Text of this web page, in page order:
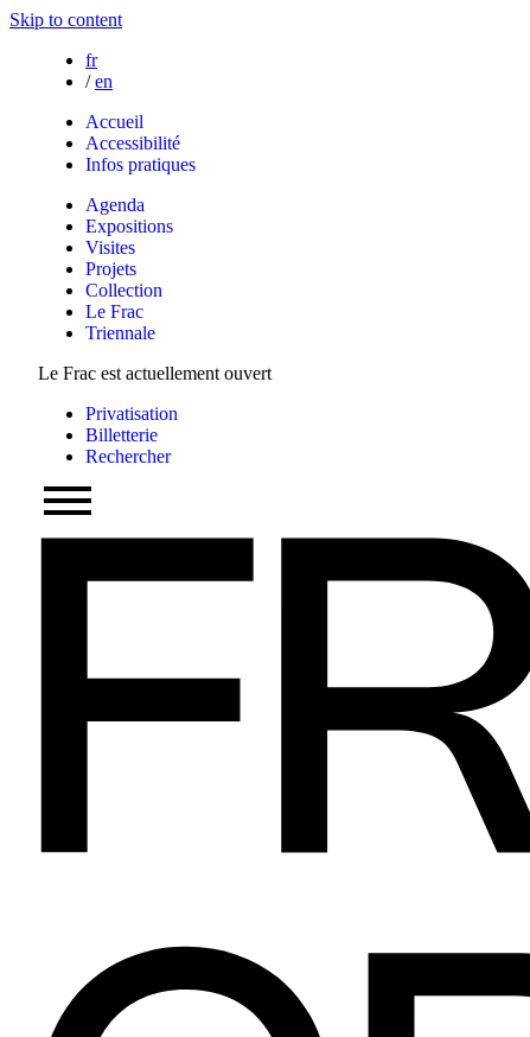
Skip to content
fr
/ en
Accueil
Accessibilité
Infos pratiques
Agenda
Expositions
Visites
Projets
Collection
Le Frac
Triennale
Le Frac est actuellement ouvert
Privatisation
Billetterie
Rechercher